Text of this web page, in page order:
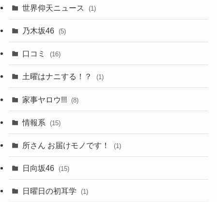
世界仰天ニュース (1)
乃木坂46 (5)
口コミ (16)
土曜はナニする！？ (1)
家事ヤロウ!!! (8)
情報系 (15)
所さん お届けモノです！ (1)
日向坂46 (15)
日曜日の初耳学 (1)